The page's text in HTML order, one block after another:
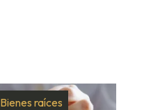
Bienes raíces